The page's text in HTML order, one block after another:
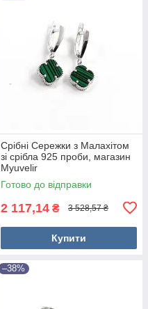
Срібні Сережки з Малахітом
зі срібла 925 проби, магазин
Myuvelir
Готово до відправки
2 117,14 ₴ 3 528,57 ₴
Купити
–38%